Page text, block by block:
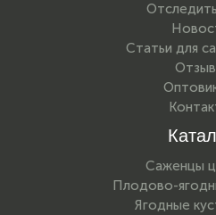
Статьи для
Саженцы
Плодово-
Ягодные